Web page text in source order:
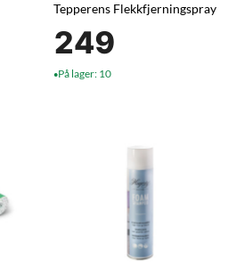
Tepperens Flekkfjerningspray
249
●På lager: 10